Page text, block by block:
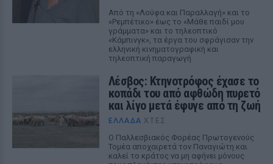
Από τη «Λούφα και Παραλλαγή» και το
«Ρεμπέτικο» έως το «Μάθε παιδί μου
γράμματα» και το τηλεοπτικό
«Κάμπινγκ», τα έργα του σφράγισαν την
ελληνική κινηματογραφική και
τηλεοπτική παραγωγή
Λέσβος: Κτηνοτρόφος έχασε το
κοπάδι του από αφθώδη πυρετό
και λίγο μετά έφυγε από τη ζωή
ΕΛΛΆΔΑ ΧΤΕΣ
Ο Παλλεσβιακός Φορέας Πρωτογενούς
Τομέα αποχαιρετά τον Παναγιώτη και
καλεί το κράτος να μη αφήνει μόνους